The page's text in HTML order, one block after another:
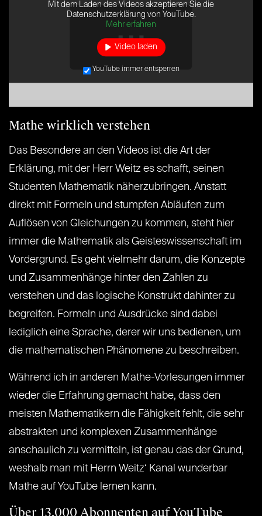
Mit dem Laden des Videos akzeptieren Sie die
Datenschutzerklärung von YouTube.
Mehr erfahren
Video laden
YouTube immer entsperren
Mathe wirklich verstehen
Das Besondere an den Videos ist die Art der
Erklärung, mit der Herr Weitz es schafft, seinen
Studenten Mathematik näherzubringen. Anstatt
direkt mit Formeln und stumpfen Abläufen zum
Auflösen von Gleichungen zu kommen, steht hier
immer die Mathematik als Geisteswissenschaft im
Vordergrund. Es geht vielmehr darum, die Konzepte
und Zusammenhänge hinter den Zahlen zu
verstehen und das logische Konstrukt dahinter zu
begreifen. Formeln und Ausdrücke sind dabei
lediglich eine Sprache, derer wir uns bedienen, um
die mathematischen Phänomene zu beschreiben.
Während ich in anderen Mathe-Vorlesungen immer
wieder die Erfahrung gemacht habe, dass den
meisten Mathematikern die Fähigkeit fehlt, die sehr
abstrakten und komplexen Zusammenhänge
anschaulich zu vermitteln, ist genau das der Grund,
weshalb man mit Herrn Weitz‘ Kanal wunderbar
Mathe auf YouTube lernen kann.
Über 13.000 Abonnenten auf YouTube